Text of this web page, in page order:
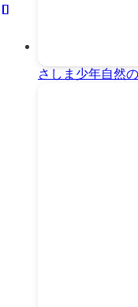
さしま少年自然